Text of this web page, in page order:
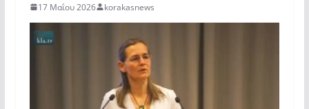
17 Μαΐου 2026 korakasnews